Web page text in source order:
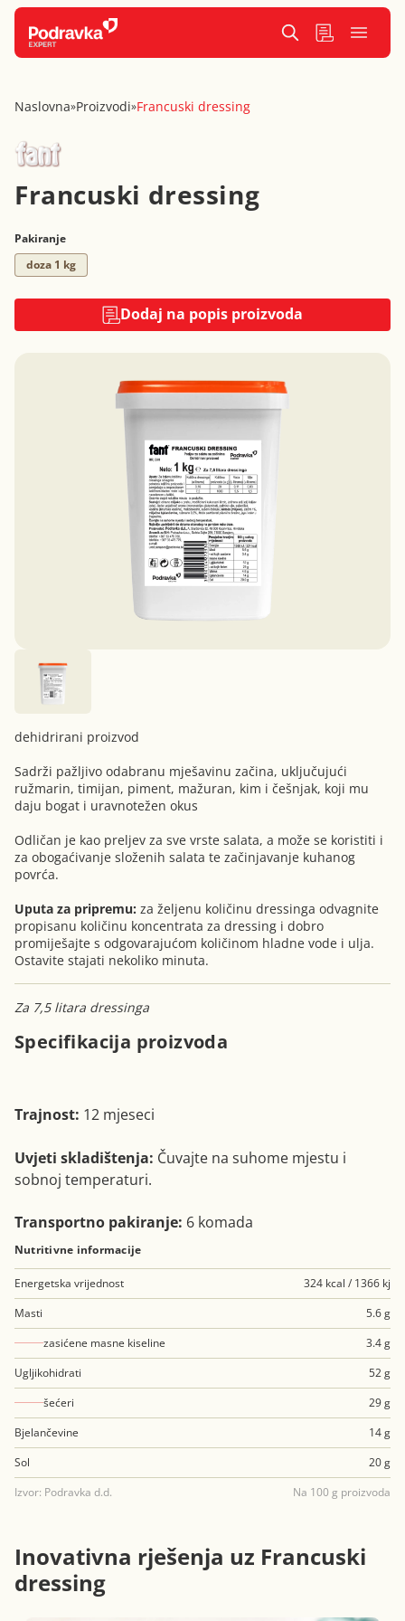
Naslovna»Proizvodi»Francuski dressing
Francuski dressing
Pakiranje
doza 1 kg
Dodaj na popis proizvoda
dehidrirani proizvod
Sadrži pažljivo odabranu mješavinu začina, uključujući
ružmarin, timijan, piment, mažuran, kim i češnjak, koji mu
daju bogat i uravnotežen okus
Odličan je kao preljev za sve vrste salata, a može se koristiti i
za obogaćivanje složenih salata te začinjavanje kuhanog
povrća.
Uputa za pripremu: za željenu količinu dressinga odvagnite
propisanu količinu koncentrata za dressing i dobro
promiješajte s odgovarajućom količinom hladne vode i ulja.
Ostavite stajati nekoliko minuta.
Za 7,5 litara dressinga
Specifikacija proizvoda
Trajnost: 12 mjeseci
Uvjeti skladištenja: Čuvajte na suhome mjestu i
sobnoj temperaturi.
Transportno pakiranje: 6 komada
Nutritivne informacije
Energetska vrijednost
324 kcal / 1366 kj
Masti
5.6 g
zasićene masne kiseline
3.4 g
Ugljikohidrati
52 g
šećeri
29 g
Bjelančevine
14 g
Sol
20 g
Izvor: Podravka d.d.
Na 100 g proizvoda
Inovativna rješenja uz Francuski
dressing